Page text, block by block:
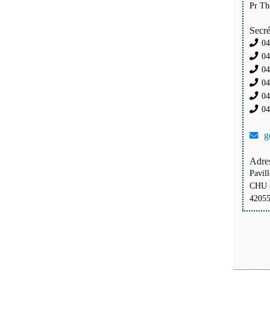
Pr
CHU